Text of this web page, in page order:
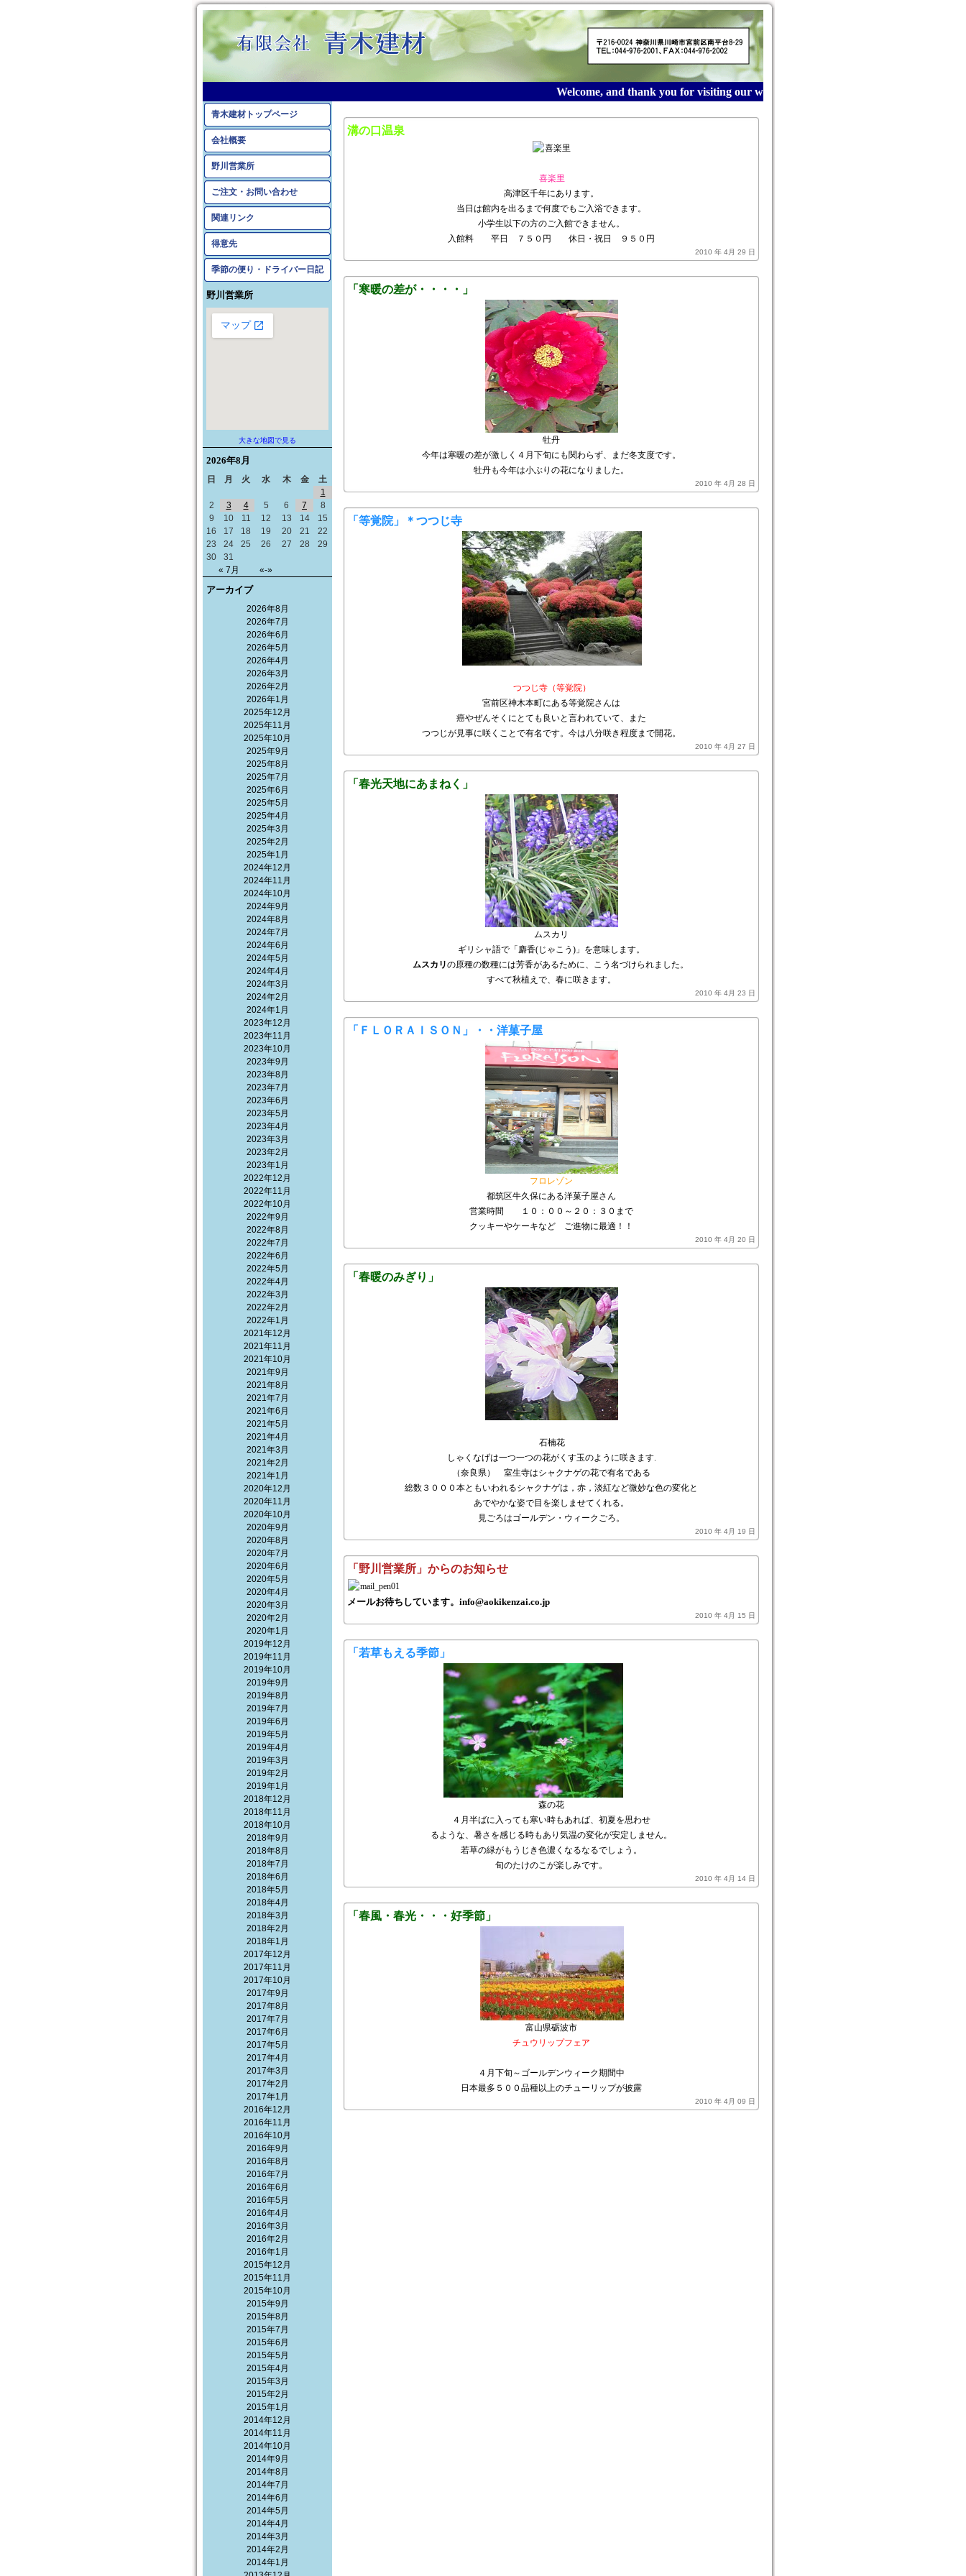
Welcome, and thank you for visiting our website! 産業廃棄物収集運搬は青木建材にお任
青木建材トップページ
会社概要
野川営業所
ご注文・お問い合わせ
関連リンク
得意先
季節の便り・ドライバー日記
野川営業所
大きな地図で見る
2026年8月
日 月 火 水 木 金 土
« 7月 «-»
1
2
3 4 5 6 7
8
9
10 11 12 13 14
15
16
17 18 19 20 21
22
23
24 25 26 27 28
29
30
31
アーカイブ
2026年8月
2026年7月
2026年6月
2026年5月
2026年4月
2026年3月
2026年2月
2026年1月
2025年12月
2025年11月
2025年10月
2025年9月
2025年8月
2025年7月
2025年6月
2025年5月
2025年4月
2025年3月
2025年2月
2025年1月
2024年12月
2024年11月
2024年10月
2024年9月
2024年8月
2024年7月
2024年6月
2024年5月
2024年4月
2024年3月
2024年2月
2024年1月
2023年12月
2023年11月
2023年10月
2023年9月
2023年8月
2023年7月
2023年6月
2023年5月
2023年4月
2023年3月
2023年2月
2023年1月
2022年12月
2022年11月
2022年10月
2022年9月
2022年8月
2022年7月
2022年6月
2022年5月
2022年4月
2022年3月
2022年2月
2022年1月
2021年12月
2021年11月
2021年10月
2021年9月
2021年8月
2021年7月
2021年6月
2021年5月
2021年4月
2021年3月
2021年2月
2021年1月
2020年12月
2020年11月
2020年10月
2020年9月
2020年8月
2020年7月
2020年6月
2020年5月
2020年4月
2020年3月
2020年2月
2020年1月
2019年12月
2019年11月
2019年10月
2019年9月
2019年8月
2019年7月
2019年6月
2019年5月
2019年4月
2019年3月
2019年2月
2019年1月
2018年12月
2018年11月
2018年10月
2018年9月
2018年8月
2018年7月
2018年6月
2018年5月
2018年4月
2018年3月
2018年2月
2018年1月
2017年12月
2017年11月
2017年10月
2017年9月
2017年8月
2017年7月
2017年6月
2017年5月
2017年4月
2017年3月
2017年2月
2017年1月
2016年12月
2016年11月
2016年10月
2016年9月
2016年8月
2016年7月
2016年6月
2016年5月
2016年4月
2016年3月
2016年2月
2016年1月
2015年12月
2015年11月
2015年10月
2015年9月
2015年8月
2015年7月
2015年6月
2015年5月
2015年4月
2015年3月
2015年2月
2015年1月
2014年12月
2014年11月
2014年10月
2014年9月
2014年8月
2014年7月
2014年6月
2014年5月
2014年4月
2014年3月
2014年2月
2014年1月
溝の口温泉
喜楽里
高津区千年にあります。
当日は館内を出るまで何度でもご入浴できます。
小学生以下の方のご入館できません。
入館料 平日 ７５０円 休日・祝日 ９５０円
2010 年 4月 29 日
「寒暖の差が・・・・」
牡丹
今年は寒暖の差が激しく４月下旬にも関わらず、まだ冬支度です。
牡丹も今年は小ぶりの花になりました。
2010 年 4月 28 日
「等覚院」＊つつじ寺
つつじ寺（等覚院）
宮前区神木本町にある等覚院さんは
癌やぜんそくにとても良いと言われていて、また
つつじが見事に咲くことで有名です。今は八分咲き程度まで開花。
2010 年 4月 27 日
「春光天地にあまねく」
ムスカリ
ギリシャ語で「麝香(じゃこう)」を意味します。
ムスカリの原種の数種には芳香があるために、こう名づけられました。
すべて秋植えで、春に咲きます。
2010 年 4月 23 日
「ＦＬＯＲＡＩＳＯＮ」・・洋菓子屋
フロレゾン
都筑区牛久保にある洋菓子屋さん
営業時間 １０：００～２０：３０まで
クッキーやケーキなど ご進物に最適！！
2010 年 4月 20 日
「春暖のみぎり」
石楠花
しゃくなげは一つ一つの花がくす玉のように咲きます.
（奈良県） 室生寺はシャクナゲの花で有名である
総数３０００本ともいわれるシャクナゲは，赤，淡紅など微妙な色の変化と
あでやかな姿で目を楽しませてくれる。
見ごろはゴールデン・ウィークごろ。
2010 年 4月 19 日
「野川営業所」からのお知らせ
メールお待ちしています。 info@aokikenzai.co.jp
2010 年 4月 15 日
「若草もえる季節」
森の花
４月半ばに入っても寒い時もあれば、初夏を思わせ
るような、暑さを感じる時もあり気温の変化が安定しません。
若草の緑がもうじき色濃くなるなるでしょう。
旬のたけのこが楽しみです。
2010 年 4月 14 日
「春風・春光・・・好季節」
富山県砺波市
チュウリップフェア
４月下旬～ゴールデンウィーク期間中
日本最多５００品種以上のチューリップが披露
2010 年 4月 09 日